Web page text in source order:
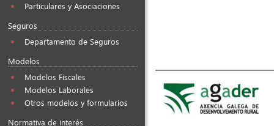
Particulares y Asociaciones
Seguros
Departamento de Seguros
Modelos
Modelos Fiscales
Modelos Laborales
Otros modelos y formularios
Normativa de interés